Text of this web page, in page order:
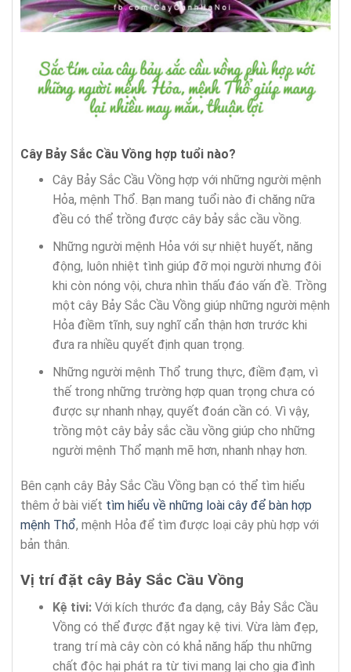
Cây Bảy Sắc Cầu Vồng hợp tuổi nào?
Cây Bảy Sắc Cầu Vồng hợp với những người mệnh
Hỏa, mệnh Thổ. Bạn mang tuổi nào đi chăng nữa
đều có thể trồng được cây bảy sắc cầu vồng.
Những người mệnh Hỏa với sự nhiệt huyết, năng
động, luôn nhiệt tình giúp đỡ mọi người nhưng đôi
khi còn nóng vội, chưa nhìn thấu đáo vấn đề. Trồng
một cây Bảy Sắc Cầu Vồng giúp những người mệnh
Hỏa điềm tĩnh, suy nghĩ cẩn thận hơn trước khi
đưa ra nhiều quyết định quan trọng.
Những người mệnh Thổ trung thực, điềm đạm, vì
thế trong những trường hợp quan trọng chưa có
được sự nhanh nhạy, quyết đoán cần có. Vì vậy,
trồng một cây bảy sắc cầu vồng giúp cho những
người mệnh Thổ mạnh mẽ hơn, nhanh nhạy hơn.
Bên cạnh cây Bảy Sắc Cầu Vồng bạn có thể tìm hiểu
thêm ở bài viết tìm hiểu về những loài cây để bàn hợp
mệnh Thổ, mệnh Hỏa để tìm được loại cây phù hợp với
bản thân.
Vị trí đặt cây Bảy Sắc Cầu Vồng
Kệ tivi:Với kích thước đa dạng, cây Bảy Sắc Cầu
Vồng có thể được đặt ngay kệ tivi. Vừa làm đẹp,
trang trí mà cây còn có khả năng hấp thu những
chất độc hại phát ra từ tivi mang lại cho gia đình